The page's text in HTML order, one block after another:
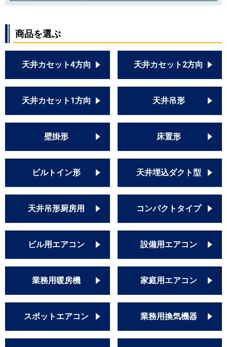
商品を選ぶ
天井カセット4方向 天井カセット2方向
天井カセット1方向 天井吊形
壁掛形 床置形
ビルトイン形 天井埋込ダクト型
天井吊形厨房用 コンパクトタイプ
ビル用エアコン 設備用エアコン
業務用暖房機 家庭用エアコン
スポットエアコン 業務用換気機器